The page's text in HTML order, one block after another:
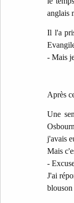
anglais
Il l'a
- Mais
Après
Une
j'avais
Mais
-
J'ai